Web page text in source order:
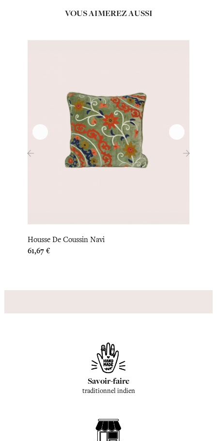
VOUS AIMEREZ AUSSI
Housse De Coussin Navi
Prix
61,67 €
Savoir-faire
traditionnel indien